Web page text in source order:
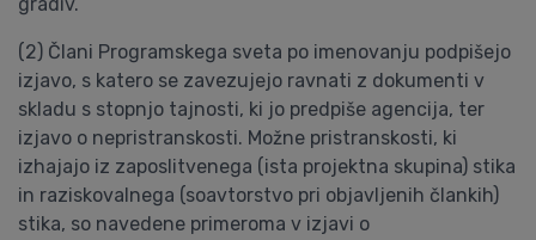
(2) Člani Programskega sveta po imenovanju podpišejo
izjavo, s katero se zavezujejo ravnati z dokumenti v
skladu s stopnjo tajnosti, ki jo predpiše agencija, ter
izjavo o nepristranskosti. Možne pristranskosti, ki
izhajajo iz zaposlitvenega (ista projektna skupina) stika
in raziskovalnega (soavtorstvo pri objavljenih člankih)
stika, so navedene primeroma v izjavi o